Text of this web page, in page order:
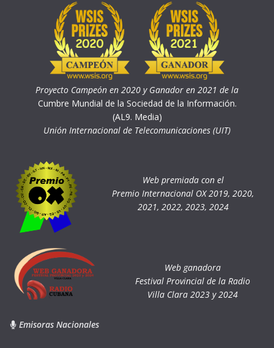
Proyecto Campeón en 2020 y Ganador en 2021 de la
Cumbre Mundial de la Sociedad de la Información.
(AL9. Media)
Unión Internacional de Telecomunicaciones (UIT)
Web premiada con el
Premio Internacional OX 2019, 2020,
2021, 2022, 2023, 2024
Web ganadora
Festival Provincial de la Radio
Villa Clara 2023 y 2024
Emisoras Nacionales